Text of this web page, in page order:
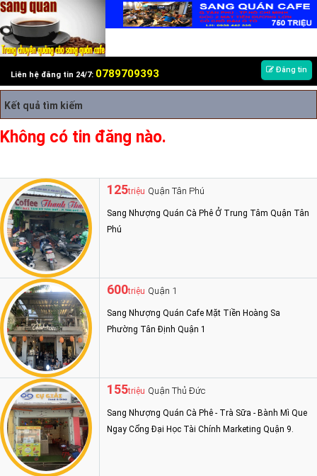
Liên hệ đăng tin 24/7: 0789709393 Đăng tin
Kết quả tìm kiếm
Không có tin đăng nào.
125triệu Quận Tân Phú
Sang Nhượng Quán Cà Phê Ở Trung Tâm Quận Tân
Phú
600triệu Quận 1
Sang Nhượng Quán Cafe Mặt Tiền Hoàng Sa
Phường Tân Định Quận 1
155triệu Quận Thủ Đức
Sang Nhượng Quán Cà Phê - Trà Sữa - Bành Mì Que
Ngay Cổng Đại Học Tài Chính Marketing Quận 9.